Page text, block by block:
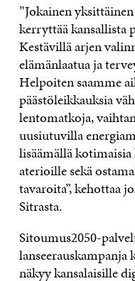
”Jokainen
kerryttää kansallista
Kestävillä arjen
elämänlaatua ja
Helpoiten saamme
päästöleikkauksia
lentomatkoja,
uusiutuvilla
lisäämällä kotimaisia
aterioille sekä
tavaroita”, kehottaa
Sitrasta.
Sitoumus2050-
lanseerauskampanja
näkyy kansalaisille